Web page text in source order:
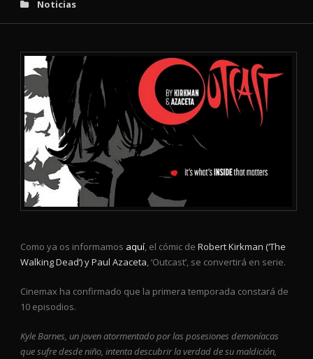
Noticias
Como ya os informamos aquí, el cómic de Robert Kirkman (‘The
Walking Dead’) y Paul Azaceta, ‘Outcast’, se convertirá en serie.
Cinemax ha confirmado que la primera temporada constará de
10 episodios.
Kyle Barnes, un joven atormentado por las posesiones demoníacas
que sufre desde niño, intenta descubrir la verdad de su maldición,